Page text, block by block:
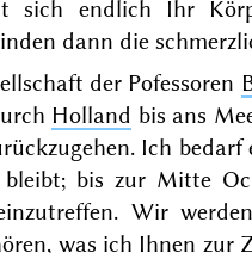
sich endlich Ihr
dann die
der Pofessoren
Holland bis ans
Ich
bis zur Mitte
Wir
was ich Ihnen